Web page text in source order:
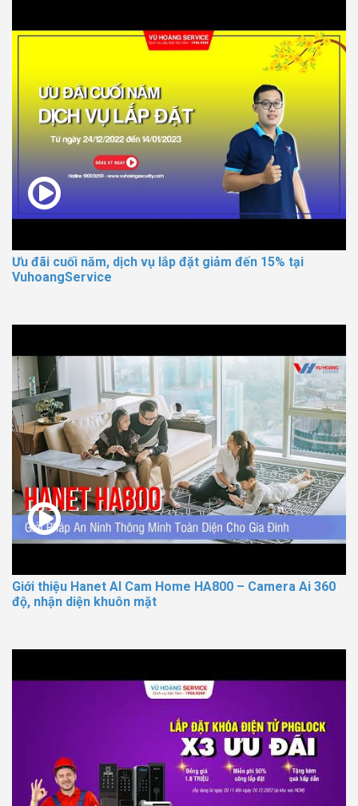
Ưu đãi cuối năm, dịch vụ lắp đặt giảm đến 15% tại
VuhoangService
Giới thiệu Hanet AI Cam Home HA800 – Camera Ai 360
độ, nhận diện khuôn mặt